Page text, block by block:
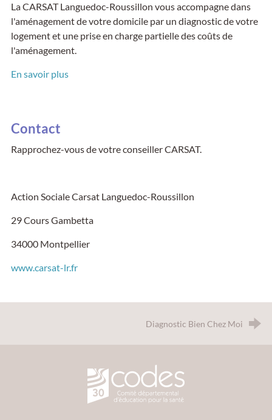
La CARSAT Languedoc-Roussillon vous accompagne dans
l'aménagement de votre domicile par un diagnostic de votre
logement et une prise en charge partielle des coûts de
l'aménagement.
En savoir plus
Contact
Rapprochez-vous de votre conseiller CARSAT.
Action Sociale Carsat Languedoc-Roussillon
29 Cours Gambetta
34000 Montpellier
www.carsat-lr.fr
Diagnostic Bien Chez Moi
CODES 30 - Comité